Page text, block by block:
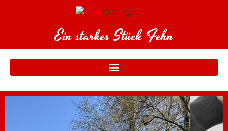
Ein starkes Stück Fehn